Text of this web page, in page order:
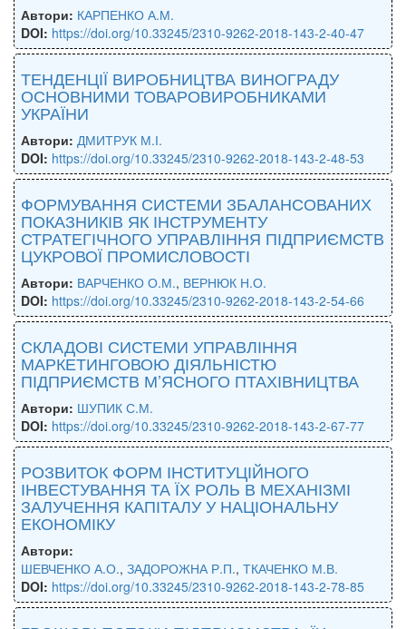
Автори: КАРПЕНКО А.М.
DOI: https://doi.org/10.33245/2310-9262-2018-143-2-40-47
ТЕНДЕНЦІЇ ВИРОБНИЦТВА ВИНОГРАДУ
ОСНОВНИМИ ТОВАРОВИРОБНИКАМИ
УКРАЇНИ
Автори: ДМИТРУК М.І.
DOI: https://doi.org/10.33245/2310-9262-2018-143-2-48-53
ФОРМУВАННЯ СИСТЕМИ ЗБАЛАНСОВАНИХ
ПОКАЗНИКІВ ЯК ІНСТРУМЕНТУ
СТРАТЕГІЧНОГО УПРАВЛІННЯ ПІДПРИЄМСТВ
ЦУКРОВОЇ ПРОМИСЛОВОСТІ
Автори: ВАРЧЕНКО О.М., ВЕРНЮК Н.О.
DOI: https://doi.org/10.33245/2310-9262-2018-143-2-54-66
СКЛАДОВІ СИСТЕМИ УПРАВЛІННЯ
МАРКЕТИНГОВОЮ ДІЯЛЬНІСТЮ
ПІДПРИЄМСТВ М’ЯСНОГО ПТАХІВНИЦТВА
Автори: ШУПИК С.М.
DOI: https://doi.org/10.33245/2310-9262-2018-143-2-67-77
РОЗВИТОК ФОРМ ІНСТИТУЦІЙНОГО
ІНВЕСТУВАННЯ ТА ЇХ РОЛЬ В МЕХАНІЗМІ
ЗАЛУЧЕННЯ КАПІТАЛУ У НАЦІОНАЛЬНУ
ЕКОНОМІКУ
Автори:
ШЕВЧЕНКО А.О., ЗАДОРОЖНА Р.П., ТКАЧЕНКО М.В.
DOI: https://doi.org/10.33245/2310-9262-2018-143-2-78-85